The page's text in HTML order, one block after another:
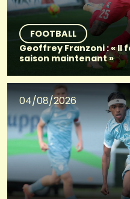
FOOTBALL
Geoffrey Franzoni : « Il
saison maintenant »
04/08/2026